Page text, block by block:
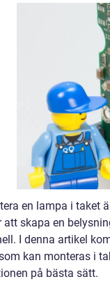
en lampa i taket
att skapa en
I denna artikel
kan monteras i
på bästa sätt.